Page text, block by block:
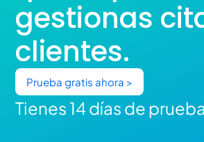
gestionas
clientes.
Prueba gratis ahora >
Tienes 14 días de